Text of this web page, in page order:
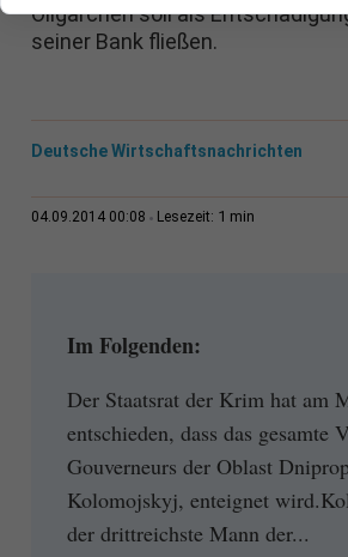
Oligarchen soll als
seiner Bank fließen.
Deutsche Wirtschaftsnachrichten
04.09.2014 00:08 Lesezeit: 1 min
Im Folgenden:
Der Staatsrat der Krim hat am
entschieden, dass das gesamte
Gouverneurs der Oblast
Kolomojskyj, enteignet
der drittreichste Mann der...